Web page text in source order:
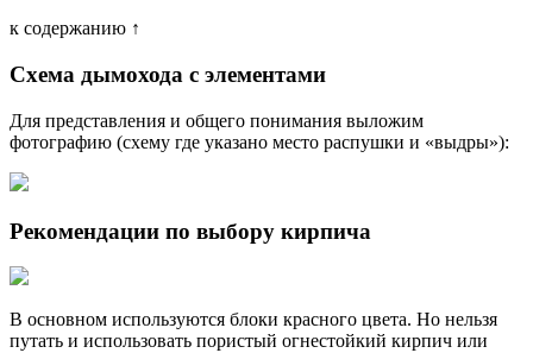
к содержанию ↑
Схема дымохода c элементами
Для представления и общего понимания выложим
фотографию (схему где указано место распушки и «выдры»):
Рекомендации по выбору кирпича
В основном используются блоки красного цвета. Но нельзя
путать и использовать пористый огнестойкий кирпич или